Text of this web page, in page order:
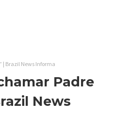
| Brazil News Informa
Padre
News